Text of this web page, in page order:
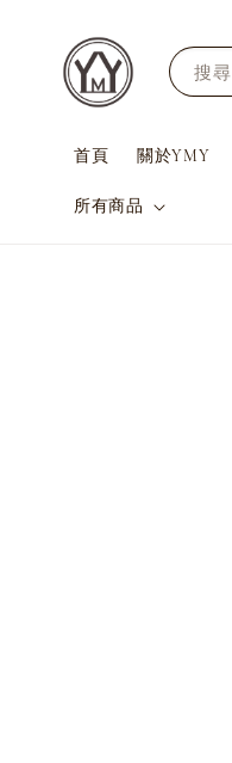
搜尋
首頁 關於YMY
所有商品